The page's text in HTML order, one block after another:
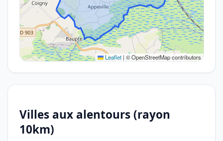
Leaflet | © OpenStreetMap contributors
Villes aux alentours (rayon
10km)